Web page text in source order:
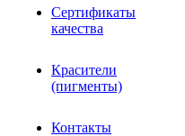
Сертификаты
качества
Красители
(пигменты)
Контакты